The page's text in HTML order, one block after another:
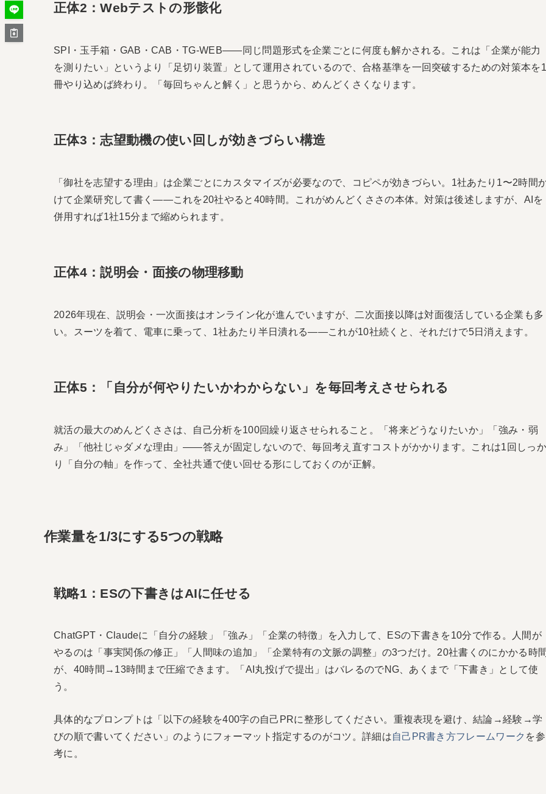
正体2：Webテストの形骸化
SPI・玉手箱・GAB・CAB・TG-WEB――同じ問題形式を企業ごとに何度も解かされる。これは「企業が能力
を測りたい」というより「足切り装置」として運用されているので、合格基準を一回突破するための対策本を1
冊やり込めば終わり。「毎回ちゃんと解く」と思うから、めんどくさくなります。
正体3：志望動機の使い回しが効きづらい構造
「御社を志望する理由」は企業ごとにカスタマイズが必要なので、コピペが効きづらい。1社あたり1〜2時間
けて企業研究して書く――これを20社やると40時間。これがめんどくささの本体。対策は後述しますが、AIを
併用すれば1社15分まで縮められます。
正体4：説明会・面接の物理移動
2026年現在、説明会・一次面接はオンライン化が進んでいますが、二次面接以降は対面復活している企業も多
い。スーツを着て、電車に乗って、1社あたり半日潰れる――これが10社続くと、それだけで5日消えます。
正体5：「自分が何やりたいかわからない」を毎回考えさせられる
就活の最大のめんどくささは、自己分析を100回繰り返させられること。「将来どうなりたいか」「強み・弱
み」「他社じゃダメな理由」――答えが固定しないので、毎回考え直すコストがかかります。これは1回しっ
り「自分の軸」を作って、全社共通で使い回せる形にしておくのが正解。
作業量を1/3にする5つの戦略
戦略1：ESの下書きはAIに任せる
ChatGPT・Claudeに「自分の経験」「強み」「企業の特徴」を入力して、ESの下書きを10分で作る。人間が
やるのは「事実関係の修正」「人間味の追加」「企業特有の文脈の調整」の3つだけ。20社書くのにかかる時
が、40時間→13時間まで圧縮できます。「AI丸投げで提出」はバレるのでNG、あくまで「下書き」として使
う。
具体的なプロンプトは「以下の経験を400字の自己PRに整形してください。重複表現を避け、結論→経験→学
びの順で書いてください」のようにフォーマット指定するのがコツ。詳細は自己PR書き方フレームワーク を参
考に。